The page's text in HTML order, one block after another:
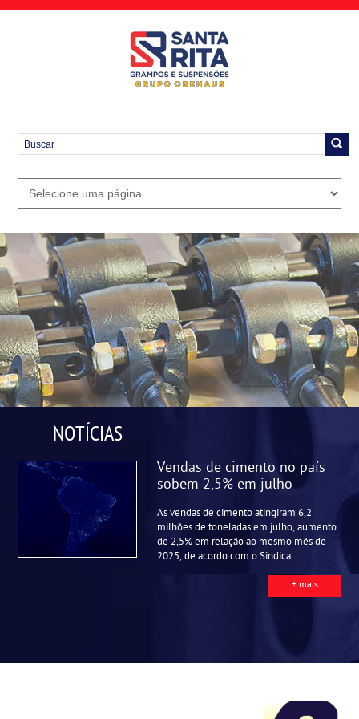
NOTÍCIAS
Vendas de cimento no país
sobem 2,5% em julho
As vendas de cimento atingiram 6,2
milhões de toneladas em julho, aumento
de 2,5% em relação ao mesmo mês de
2025, de acordo com o Sindica...
+ mais